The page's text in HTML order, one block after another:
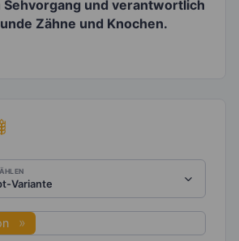
Sehvorgang und verantwortlich
Zähne und Knochen.